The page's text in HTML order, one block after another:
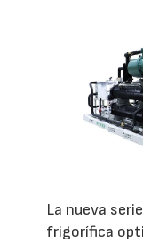
La nueva
frigorífica